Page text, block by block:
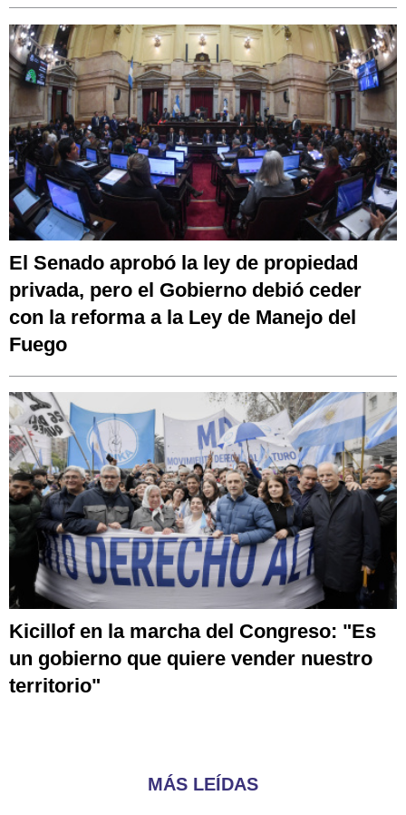
El Senado aprobó la ley de propiedad
privada, pero el Gobierno debió ceder
con la reforma a la Ley de Manejo del
Fuego
Kicillof en la marcha del Congreso: "Es
un gobierno que quiere vender nuestro
territorio"
MÁS LEÍDAS